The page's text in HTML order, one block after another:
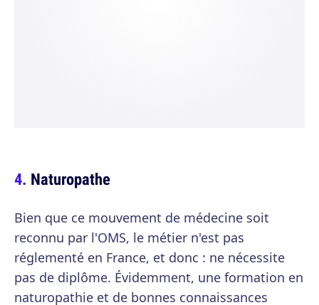
Naturopathe
Bien que ce mouvement de médecine soit
reconnu par l'OMS, le métier n'est pas
réglementé en France, et donc : ne nécessite
pas de diplôme. Évidemment, une formation en
naturopathie et de bonnes connaissances